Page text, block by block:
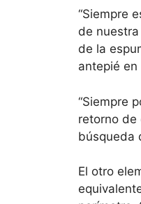
“Siempre
de
de la
antepié en
“Siempre
retorno de
búsqueda
El otro